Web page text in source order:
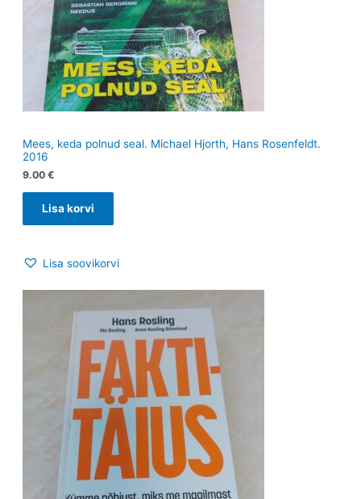
Mees, keda polnud seal. Michael Hjorth, Hans Rosenfeldt.
2016
9.00 €
Lisa korvi
Lisa soovikorvi